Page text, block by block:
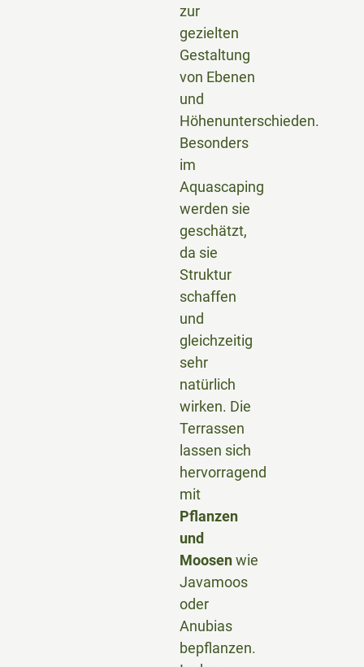
zur
gezielten
Gestaltung
von Ebenen
und
Höhenunterschieden.
Besonders
im
Aquascaping
werden sie
geschätzt,
da sie
Struktur
schaffen
und
gleichzeitig
sehr
natürlich
wirken. Die
Terrassen
lassen sich
hervorragend
mit
Pflanzen
und
Moosenwie
Javamoos
oder
Anubias
bepflanzen.